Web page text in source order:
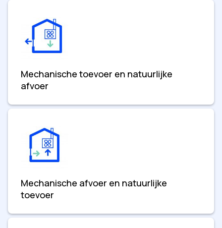
Mechanische toevoer en natuurlijke
afvoer
Mechanische afvoer en natuurlijke
toevoer